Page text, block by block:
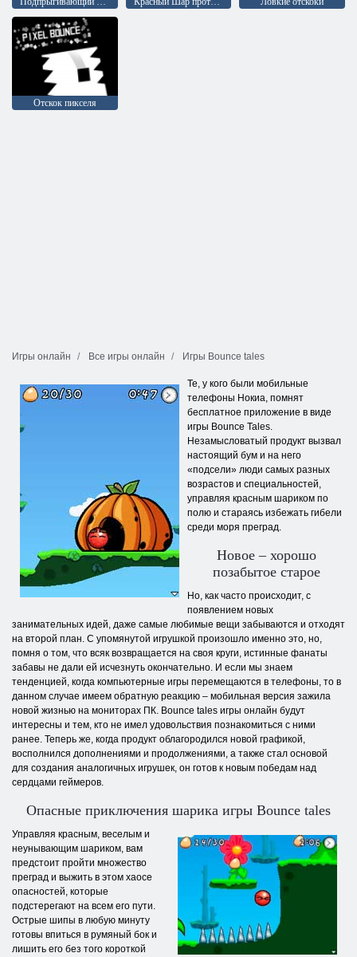
Отскок пикселя
Игры онлайн Все игры онлайн Игры Bounce tales
Те, у кого были мобильные
телефоны Нокиа, помнят
бесплатное приложение в виде
игры Bounce Tales.
Незамысловатый продукт вызвал
настоящий бум и на него
«подсели» люди самых разных
возрастов и специальностей,
управляя красным шариком по
полю и стараясь избежать гибели
среди моря преград.
Новое – хорошо
позабытое старое
Но, как часто происходит, с
появлением новых
занимательных идей, даже самые любимые вещи забываются и отходят
на второй план. С упомянутой игрушкой произошло именно это, но,
помня о том, что всяк возвращается на своя круги, истинные фанаты
забавы не дали ей исчезнуть окончательно. И если мы знаем
тенденцией, когда компьютерные игры перемещаются в телефоны, то в
данном случае имеем обратную реакцию – мобильная версия зажила
новой жизнью на мониторах ПК. Bounce tales игры онлайн будут
интересны и тем, кто не имел удовольствия познакомиться с ними
ранее. Теперь же, когда продукт облагородился новой графикой,
восполнился дополнениями и продолжениями, а также стал основой
для создания аналогичных игрушек, он готов к новым победам над
сердцами геймеров.
Опасные приключения шарика игры Bounce tales
Управляя красным, веселым и
неунывающим шариком, вам
предстоит пройти множество
преград и выжить в этом хаосе
опасностей, которые
подстерегают на всем его пути.
Острые шипы в любую минуту
готовы впиться в румяный бок и
лишить его без того короткой